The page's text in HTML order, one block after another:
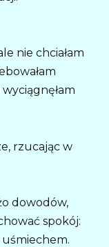
nie chciałam
rzucając w
dowodów,
spokój:
uśmiechem.